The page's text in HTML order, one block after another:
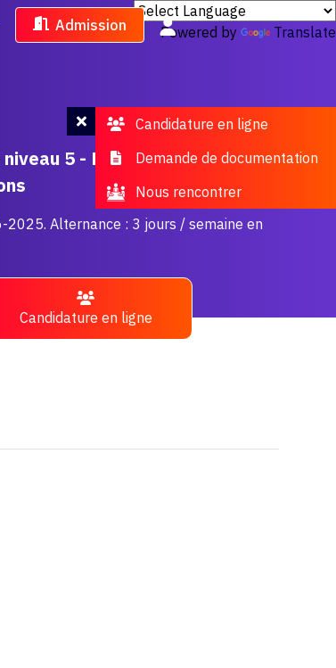
Powered by Translate
Admission
5 - BTS - Services
Alternance : 3 jours / semaine en
Candidature en ligne
Candidature en ligne
Demande de documentation
Nous rencontrer